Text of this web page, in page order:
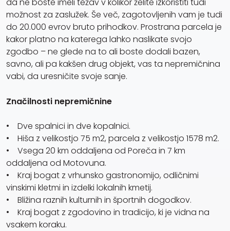
možnost za zaslužek. Še več, zagotovljenih vam je tudi
do 20.000 evrov bruto prihodkov. Prostrana parcela je
kakor platno na katerega lahko naslikate svojo
zgodbo – ne glede na to ali boste dodali bazen,
savno, ali pa kakšen drug objekt, vas ta nepremičnina
vabi, da uresničite svoje sanje.
Značilnosti nepremičnine
• Dve spalnici in dve kopalnici.
• Hiša z velikostjo 75 m2, parcela z velikostjo 1578 m2.
• Vsega 20 km oddaljena od Poreča in 7 km
oddaljena od Motovuna.
• Kraj bogat z vrhunsko gastronomijo, odličnimi
vinskimi kletmi in izdelki lokalnih kmetij.
• Bližina raznih kulturnih in športnih dogodkov.
• Kraj bogat z zgodovino in tradicijo, ki je vidna na
vsakem koraku.